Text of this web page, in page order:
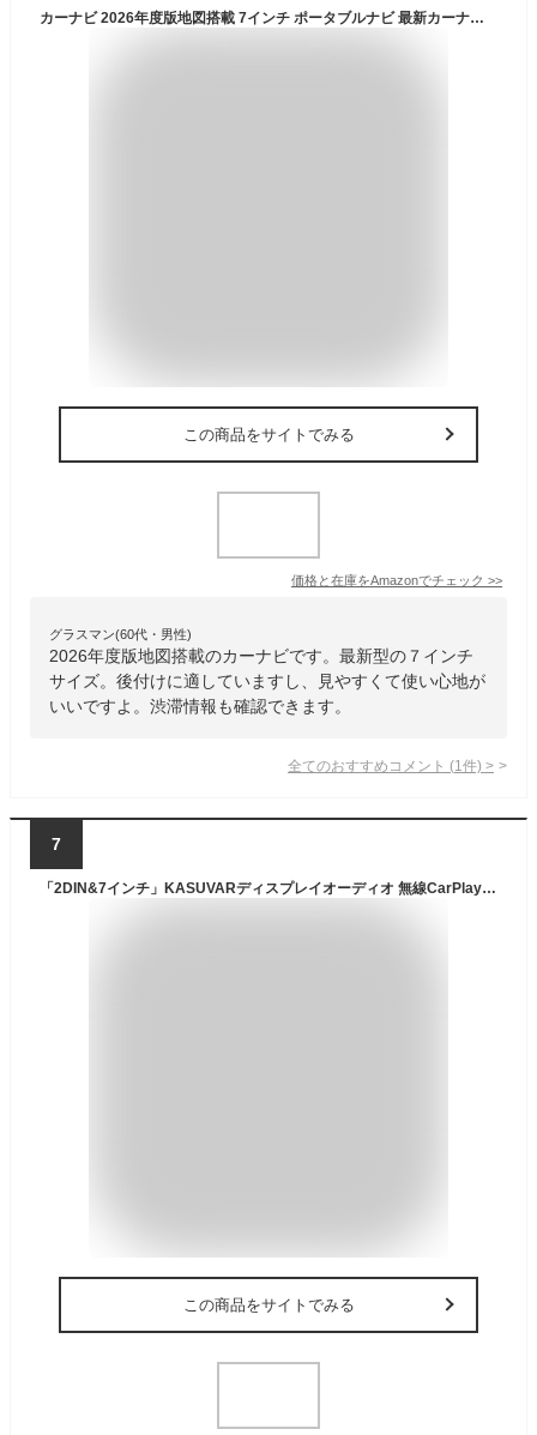
カーナビ 2026年度版地図搭載 7インチ ポータブルナビ 最新カーナビスタンド付き るるぶデータ搭載 後付け タッチパネル 動画再生 12V 24V 対応 オンダッシュ 人気 (PD-007S-V26-AMA)
この商品をサイトでみる
価格と在庫をAmazonでチェック >>
グラスマン(60代・男性)
2026年度版地図搭載のカーナビです。最新型の７インチ
サイズ。後付けに適していますし、見やすくて使い心地が
いいですよ。渋滞情報も確認できます。
全てのおすすめコメント (1 件) >
7
「2DIN&7インチ」KASUVARディスプレイオーディオ 無線CarPlay+AndroidAuto対応:スマホ連携でナビゲーションする バックカメラ連動、映像出入力、ステアリングコントロール ラジオ/アンプ/Bluetooth5.0内蔵のインダッシュカーナビ｜家族旅行/出勤渋滞/会社車に最適、日本技適認証【KAR7】
この商品をサイトでみる